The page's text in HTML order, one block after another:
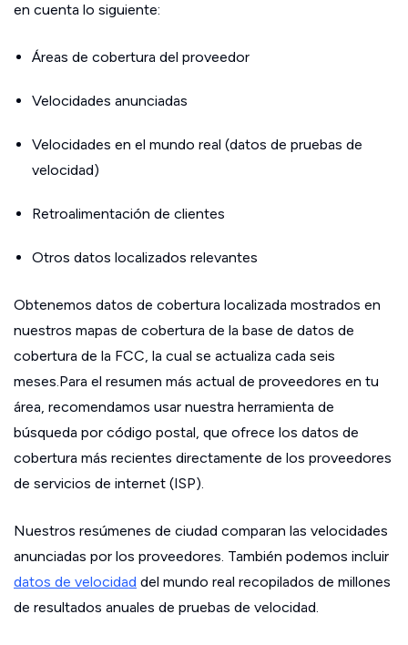
en cuenta lo siguiente:
Áreas de cobertura del proveedor
Velocidades anunciadas
Velocidades en el mundo real (datos de pruebas de
velocidad)
Retroalimentación de clientes
Otros datos localizados relevantes
Obtenemos datos de cobertura localizada mostrados en
nuestros mapas de cobertura de la base de datos de
cobertura de la FCC, la cual se actualiza cada seis
meses.Para el resumen más actual de proveedores en tu
área, recomendamos usar nuestra herramienta de
búsqueda por código postal, que ofrece los datos de
cobertura más recientes directamente de los proveedores
de servicios de internet (ISP).
Nuestros resúmenes de ciudad comparan las velocidades
anunciadas por los proveedores. También podemos incluir
datos de velocidad del mundo real recopilados de millones
de resultados anuales de pruebas de velocidad.